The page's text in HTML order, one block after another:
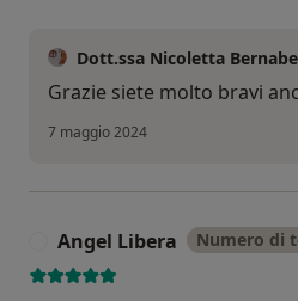
Dott.ssa Nicoletta
Grazie siete molto bravi
7 maggio 2024
Angel Libera Numero di